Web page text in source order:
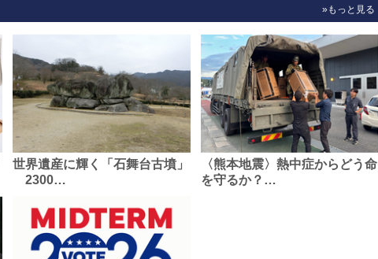
»もっと見る
世界遺産に輝く「石舞台古墳」
2300…
〈熊本地震〉熱中症からどう命
を守るか？…